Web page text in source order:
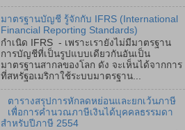
มาตรฐานบัญชี รู้จักกับ IFRS (International
Financial Reporting Standards)
กำเนิด IFRS - เพราะเรายังไม่มีมาตรฐาน
การบัญชีที่เป็นรูปแบบเดียวกันอันเป็น
มาตรฐานสากลของโลก ดัง จะเห็นได้จากการ
ที่สหรัฐอเมริกาใช้ระบบมาตรฐาน...
ตารางสรุปการหักลดหย่อนและยกเว้นภาษี
เพื่อการคำนวณภาษีเงินได้บุคคลธรรมดา
สำหรับปีภาษี 2554